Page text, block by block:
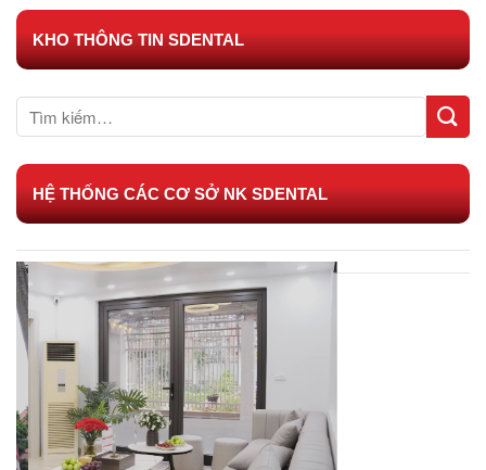
KHO THÔNG TIN SDENTAL
HỆ THỐNG CÁC CƠ SỞ NK SDENTAL